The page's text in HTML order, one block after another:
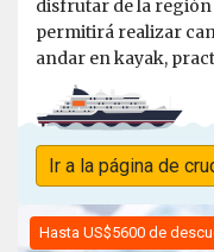
disfrutar de la
permitirá realizar
andar en kayak,
Ir a la página de
Hasta US$5600 de